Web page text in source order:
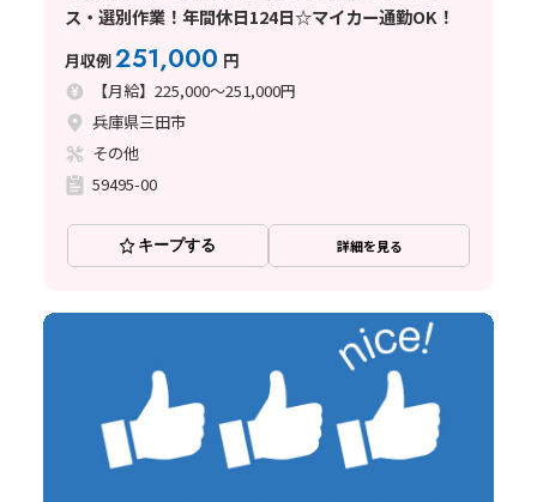
ス・選別作業！年間休日124日☆マイカー通勤OK！
月収例251,000 円
【月給】225,000～251,000円
兵庫県三田市
その他
59495-00
キープする 詳細を見る